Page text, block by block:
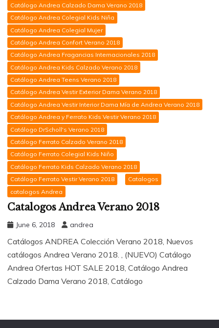
Catálogo Andrea Calzado Dama Verano 2018
Catálogo Andrea Colegial Kids Niña
Catálogo Andrea Colegial Mujer
Catálogo Andrea Confort Verano 2018
Catálogo Andrea Fragancias Internacionales 2018
Catálogo Andrea Kids Calzado Verano 2018
Catálogo Andrea Teens Verano 2018
Catálogo Andrea Vestir Exterior Dama Verano 2018
Catálogo Andrea Vestir Interior Dama Mía de Andrea Verano 2018
Catálogo Andrea y Ferrato Kids Vestir Verano 2018
Catálogo DrScholl's Verano 2018
Catálogo Ferrato Calzado Verano 2018
Catálogo Ferrato Colegial Kids Niño
Catálogo Ferrato Kids Calzado Verano 2018
Catálogo Ferrato Vestir Verano 2018
Catalogos
catalogos Andrea
Catalogos Andrea Verano 2018
June 6, 2018 andrea
Catálogos ANDREA Colección Verano 2018, Nuevos
catálogos Andrea Verano 2018. , (NUEVO) Catálogo
Andrea Ofertas HOT SALE 2018, Catálogo Andrea
Calzado Dama Verano 2018, Catálogo